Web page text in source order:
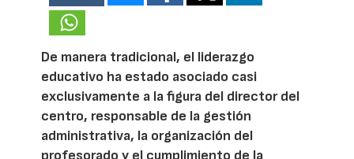
De manera tradicional, el liderazgo
educativo ha estado asociado casi
exclusivamente a la figura del director del
centro, responsable de la gestión
administrativa, la organización del